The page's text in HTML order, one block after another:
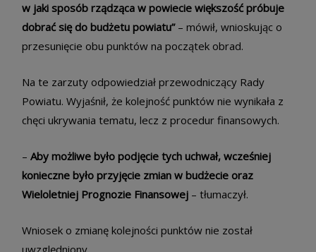
w jaki sposób rządząca w powiecie większość próbuje
dobrać się do budżetu powiatu”– mówił, wnioskując o
przesunięcie obu punktów na początek obrad.
Na te zarzuty odpowiedział przewodniczący Rady
Powiatu. Wyjaśnił, że kolejność punktów nie wynikała z
chęci ukrywania tematu, lecz z procedur finansowych.
– Aby możliwe było podjęcie tych uchwał, wcześniej
konieczne było przyjęcie zmian w budżecie oraz
Wieloletniej Prognozie Finansowej – tłumaczył.
Wniosek o zmianę kolejności punktów nie został